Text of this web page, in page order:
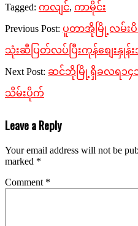
04-
29
Tagged: ကလျင်, ကာမိုင်း
Previous Post: ပူတာအိုမြို့လမ်းပိ
သုံးဆီပြတ်လပ်ပြီးကုန်စျေးနှု
Next Post: ဆင်ဘိုမြို့ရှိခလရ၁၄၁စ
သိမ်းပိုက်
Leave a Reply
Your email address will not be
marked *
Comment *